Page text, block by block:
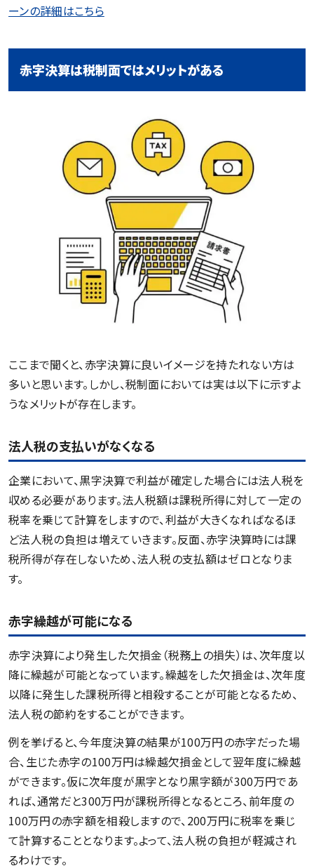
ーンの詳細はこちら
赤字決算は税制面ではメリットがある
ここまで聞くと、赤字決算に良いイメージを持たれない方は
多いと思います。しかし、税制面においては実は以下に示すよ
うなメリットが存在します。
法人税の支払いがなくなる
企業において、黒字決算で利益が確定した場合には法人税を
収める必要があります。法人税額は課税所得に対して一定の
税率を乗じて計算をしますので、利益が大きくなればなるほ
ど法人税の負担は増えていきます。反面、赤字決算時には課
税所得が存在しないため、法人税の支払額はゼロとなりま
す。
赤字繰越が可能になる
赤字決算により発生した欠損金（税務上の損失）は、次年度以
降に繰越が可能となっています。繰越をした欠損金は、次年度
以降に発生した課税所得と相殺することが可能となるため、
法人税の節約をすることができます。
例を挙げると、今年度決算の結果が100万円の赤字だった場
合、生じた赤字の100万円は繰越欠損金として翌年度に繰越
ができます。仮に次年度が黒字となり黒字額が300万円であ
れば、通常だと300万円が課税所得となるところ、前年度の
100万円の赤字額を相殺しますので、200万円に税率を乗じ
て計算することとなります。よって、法人税の負担が軽減され
るわけです。